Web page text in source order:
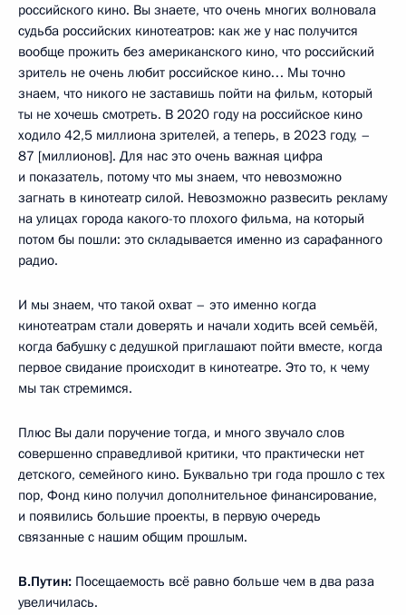
российского кино. Вы знаете, что очень многих волновала
судьба российских кинотеатров: как же у нас получится
вообще прожить без американского кино, что российский
зритель не очень любит российское кино… Мы точно
знаем, что никого не заставишь пойти на фильм, который
ты не хочешь смотреть. В 2020 году на российское кино
ходило 42,5 миллиона зрителей, а теперь, в 2023 году, –
87 [миллионов]. Для нас это очень важная цифра
и показатель, потому что мы знаем, что невозможно
загнать в кинотеатр силой. Невозможно развесить рекламу
на улицах города какого-то плохого фильма, на который
потом бы пошли: это складывается именно из сарафанного
радио.
И мы знаем, что такой охват – это именно когда
кинотеатрам стали доверять и начали ходить всей семьёй,
когда бабушку с дедушкой приглашают пойти вместе, когда
первое свидание происходит в кинотеатре. Это то, к чему
мы так стремимся.
Плюс Вы дали поручение тогда, и много звучало слов
совершенно справедливой критики, что практически нет
детского, семейного кино. Буквально три года прошло с тех
пор, Фонд кино получил дополнительное финансирование,
и появились большие проекты, в первую очередь
связанные с нашим общим прошлым.
В.Путин: Посещаемость всё равно больше чем в два раза
увеличилась.